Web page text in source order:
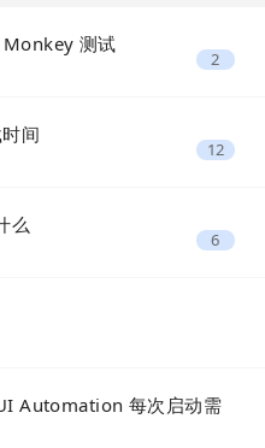
Monkey 测试
2
间
12
么
6
Automation 每次启动需